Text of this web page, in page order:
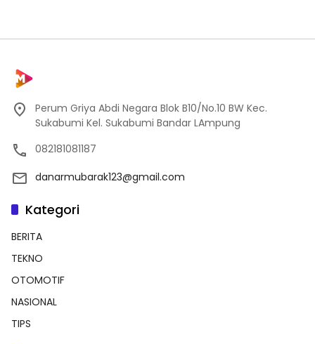
Perum Griya Abdi Negara Blok B10/No.10 BW Kec.
Sukabumi Kel. Sukabumi Bandar LAmpung
082181081187
danarmubarak123@gmail.com
Kategori
BERITA
TEKNO
OTOMOTIF
NASIONAL
TIPS